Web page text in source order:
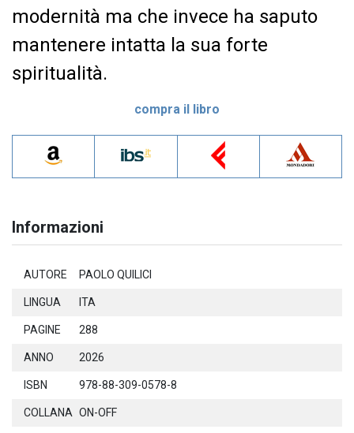
modernità ma che invece ha saputo
mantenere intatta la sua forte
spiritualità.
compra il libro
Informazioni
AUTORE PAOLO QUILICI
LINGUA ITA
PAGINE 288
ANNO 2026
ISBN 978-88-309-0578-8
COLLANA ON-OFF